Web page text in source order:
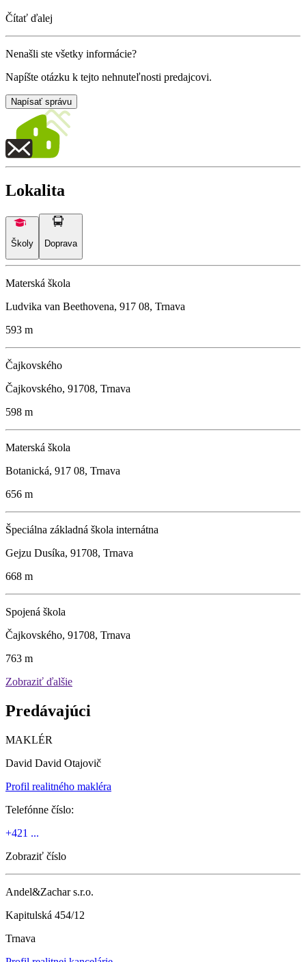
Čítať ďalej
Nenašli ste všetky informácie?
Napíšte otázku k tejto nehnuteľnosti predajcovi.
Napísať správu
Lokalita
Školy Doprava
Materská škola
Ludvika van Beethovena, 917 08, Trnava
593 m
Čajkovského
Čajkovského, 91708, Trnava
598 m
Materská škola
Botanická, 917 08, Trnava
656 m
Špeciálna základná škola internátna
Gejzu Dusíka, 91708, Trnava
668 m
Spojená škola
Čajkovského, 91708, Trnava
763 m
Zobraziť ďalšie
Predávajúci
MAKLÉR
David David Otajovič
Profil realitného makléra
Telefónne číslo:
+421 ...
Zobraziť číslo
Andel&Zachar s.r.o.
Kapitulská 454/12
Trnava